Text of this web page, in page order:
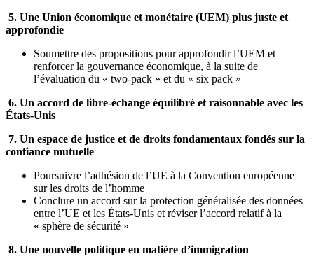
5. Une Union économique et monétaire (UEM) plus juste et
approfondie
Soumettre des propositions pour approfondir l’UEM et
renforcer la gouvernance économique, à la suite de
l’évaluation du « two-pack » et du « six pack »
6. Un accord de libre-échange équilibré et raisonnable avec les
États-Unis
7. Un espace de justice et de droits fondamentaux fondés sur la
confiance mutuelle
Poursuivre l’adhésion de l’UE à la Convention européenne
sur les droits de l’homme
Conclure un accord sur la protection généralisée des données
entre l’UE et les États-Unis et réviser l’accord relatif à la
« sphère de sécurité »
8. Une nouvelle politique en matière d’immigration